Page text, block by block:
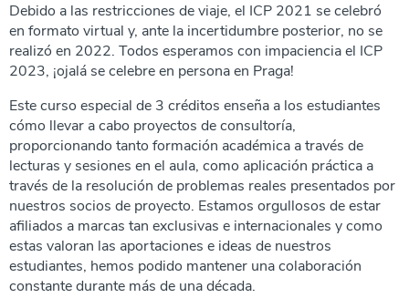
Debido a las restricciones de viaje, el ICP 2021 se celebró
en formato virtual y, ante la incertidumbre posterior, no se
realizó en 2022. Todos esperamos con impaciencia el ICP
2023, ¡ojalá se celebre en persona en Praga!
Este curso especial de 3 créditos enseña a los estudiantes
cómo llevar a cabo proyectos de consultoría,
proporcionando tanto formación académica a través de
lecturas y sesiones en el aula, como aplicación práctica a
través de la resolución de problemas reales presentados por
nuestros socios de proyecto. Estamos orgullosos de estar
afiliados a marcas tan exclusivas e internacionales y como
estas valoran las aportaciones e ideas de nuestros
estudiantes, hemos podido mantener una colaboración
constante durante más de una década.